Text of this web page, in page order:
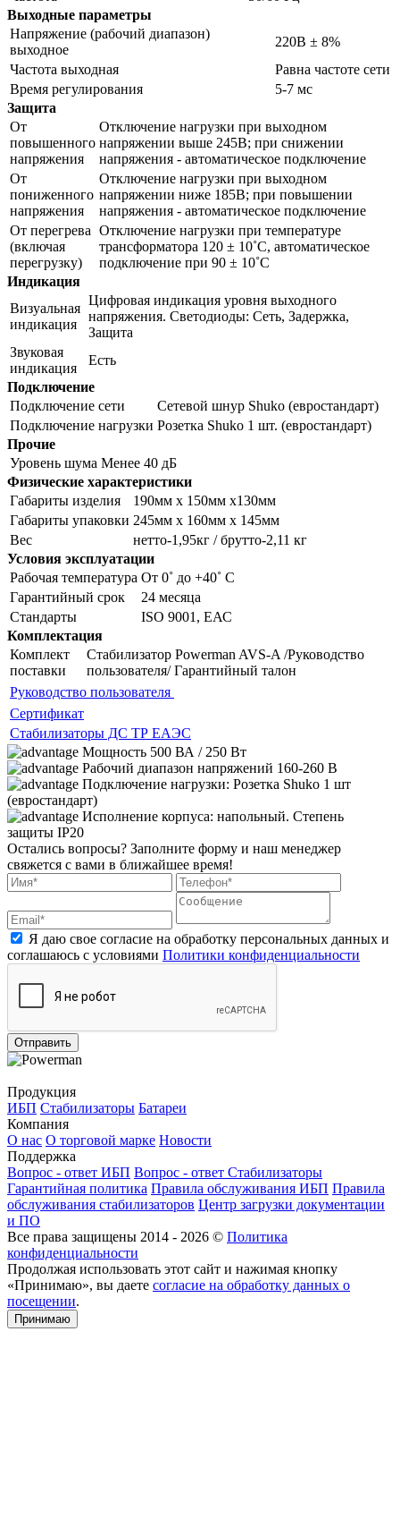
Выходные параметры
Напряжение (рабочий диапазон)
выходное
220В ± 8%
Частота выходная
Равна частоте сети
Время регулирования
5-7 мс
Защита
От
повышенного
напряжения
Отключение нагрузки при выходном
напряжении выше 245В; при снижении
напряжения - автоматическое подключение
От
пониженного
напряжения
Отключение нагрузки при выходном
напряжении ниже 185В; при повышении
напряжения - автоматическое подключение
От перегрева
(включая
перегрузку)
Отключение нагрузки при температуре
трансформатора 120 ± 10˚С, автоматическое
подключение при 90 ± 10˚С
Индикация
Визуальная
индикация
Цифровая индикация уровня выходного
напряжения. Светодиоды: Сеть, Задержка,
Защита
Звуковая
индикация
Есть
Подключение
Подключение сети
Сетевой шнур Shuko (евростандарт)
Подключение нагрузки Розетка Shuko 1 шт. (евростандарт)
Прочие
Уровень шума Менее 40 дБ
Физические характеристики
Габариты изделия
190мм х 150мм х130мм
Габариты упаковки 245мм х 160мм х 145мм
Вес
нетто-1,95кг / брутто-2,11 кг
Условия эксплуатации
Рабочая температура От 0˚ до +40˚ С
Гарантийный срок
24 месяца
Стандарты
ISO 9001, ЕАС
Комплектация
Комплект
поставки
Стабилизатор Powerman AVS-A /Руководство
пользователя/ Гарантийный талон
Руководство пользователя
Сертификат
Стабилизаторы ДС ТР ЕАЭС
Мощность 500 ВА / 250 Вт
Рабочий диапазон напряжений 160-260 В
Подключение нагрузки: Розетка Shuko 1 шт
(евростандарт)
Исполнение корпуса: напольный. Степень
защиты IP20
Остались вопросы? Заполните форму и наш менеджер
свяжется с вами в ближайшее время!
Я даю свое согласие на обработку персональных данных и
соглашаюсь с условиями Политики конфиденциальности
Отправить
Продукция
ИБП Стабилизаторы Батареи
Компания
О нас О торговой марке Новости
Поддержка
Вопрос - ответ ИБП Вопрос - ответ Стабилизаторы
Гарантийная политика Правила обслуживания ИБП Правила
обслуживания стабилизаторов Центр загрузки документации
и ПО
Все права защищены 2014 - 2026 © Политика
конфиденциальности
Продолжая использовать этот сайт и нажимая кнопку
«Принимаю», вы даете согласие на обработку данных о
посещении.
Принимаю